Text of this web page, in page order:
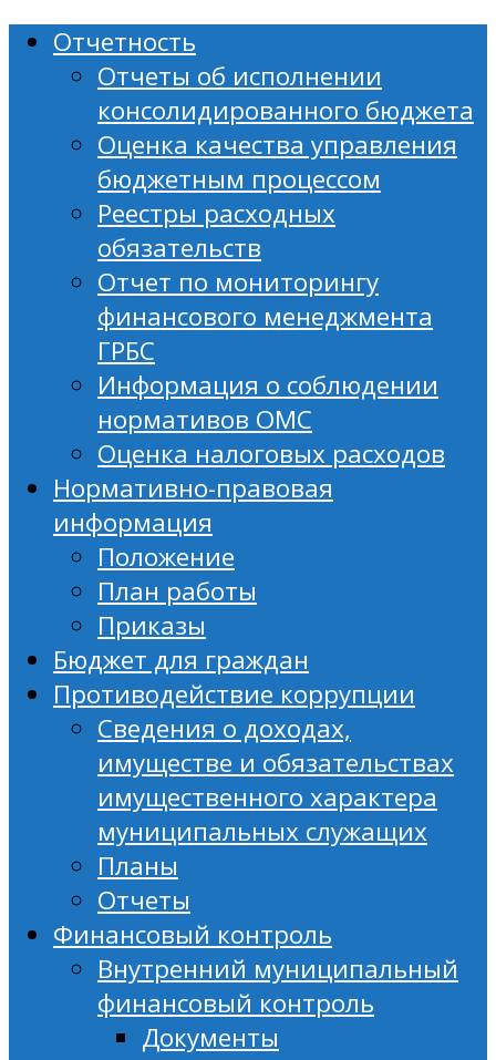
Отчетность
Отчеты об исполнении
консолидированного бюджета
Оценка качества управления
бюджетным процессом
Реестры расходных
обязательств
Отчет по мониторингу
финансового менеджмента
ГРБС
Информация о соблюдении
нормативов ОМС
Оценка налоговых расходов
Нормативно-правовая
информация
Положение
План работы
Приказы
Бюджет для граждан
Противодействие коррупции
Сведения о доходах,
имуществе и обязательствах
имущественного характера
муниципальных служащих
Планы
Отчеты
Финансовый контроль
Внутренний муниципальный
финансовый контроль
Документы